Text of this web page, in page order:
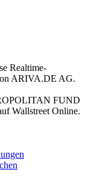
Realtime-
ARIVA.DE AG.
FUND
Wallstreet Online.